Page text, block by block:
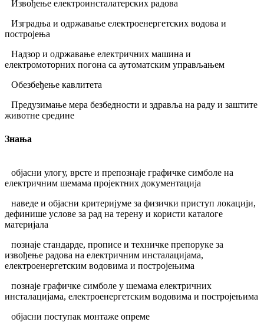
Извођење електроинсталатерских радова
Изградња и одржавање електроенергетских водова и
постројења
Надзор и одржавање електричних машина и
електромоторних погона са аутоматским управљањем
Обезбеђење кавлитета
Предузимање мера безбедности и здравља на раду и заштите
животне средине
Знања
објасни улогу, врсте и препознаје графичке симболе на
електричним шемама пројектних документација
наведе и објасни критеријуме за физички приступ локацији,
дефинише услове за рад на терену и користи каталоге
материјала
познаје стандарде, прописе и техничке препоруке за
извођење радова на електричним инсталацијама,
електроенергетским водовима и постројењима
познаје графичке симболе у шемама електричних
инсталацијама, електроенергетским водовима и постројењима
објасни поступак монтаже опреме